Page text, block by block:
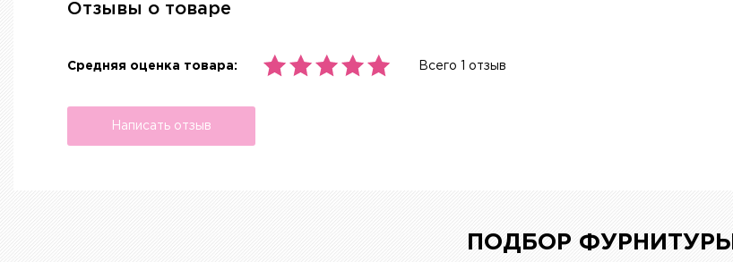
Отзывы о товаре
Средняя оценка товара: Всего 1 отзыв
Написать отзыв
ПОДБОР ФУРНИТУРЫ